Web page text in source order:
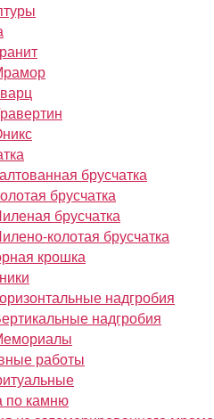
брусчатка
брусчатка
брусчатка
колотая брусчатка
крошка
надгробия
надгробия
работы
по камню